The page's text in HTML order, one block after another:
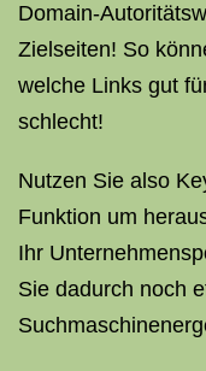
Domain-
Zielseiten! So
welche Links gut
schlecht!
Nutzen Sie also
Funktion um
Ihr
Sie dadurch noch